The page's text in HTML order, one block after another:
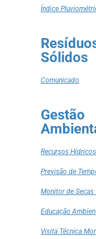
Índice
Sólidos
Comunicado
Gestão
Recursos
Previsão de
Monitor de Secas
Educação
Visita Técnica